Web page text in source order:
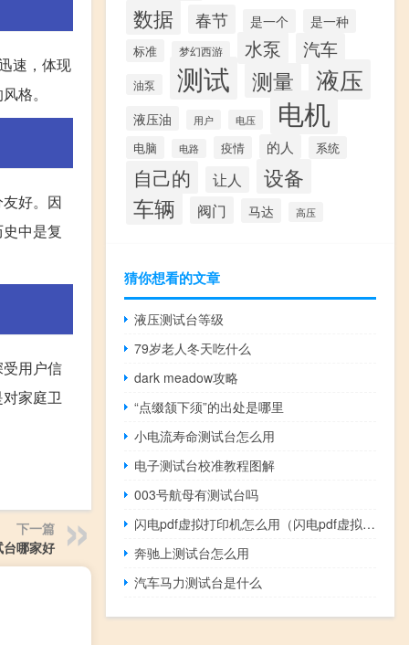
速，体现
格。
好。因
中是复
用户信
家庭卫
下一篇
哪家好
数据 春节 是一个 是一种
标准 梦幻西游 水泵 汽车
油泵 测试 测量 液压
液压油 用户 电压 电机
电脑 电路 疫情 的人 系统
自己的 让人
设备
车辆
阀门 马达 高压
猜你想看的文章
液压测试台等级
79岁老人冬天吃什么
dark meadow攻略
“点缀颔下须”的出处是哪里
小电流寿命测试台怎么用
电子测试台校准教程图解
003号航母有测试台吗
闪电pdf虚拟打印机怎么用（闪电pdf虚拟打印机）
奔驰上测试台怎么用
汽车马力测试台是什么